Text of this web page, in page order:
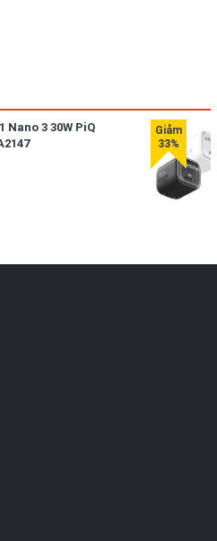
sạc nhanh vượt trội
hơn để bổ sung năng lượng
đã có đủ năng lượng để
iPhone, iPad
20W iPhone 12 series
chiếc iPhone, iPad ở nhiều
Nano 3 30W PiQ